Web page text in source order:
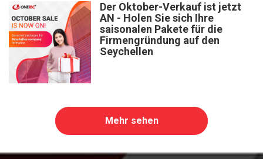
Der Oktober-Verkauf ist jetzt
AN - Holen Sie sich Ihre
saisonalen Pakete für die
Firmengründung auf den
Seychellen
Mehr sehen